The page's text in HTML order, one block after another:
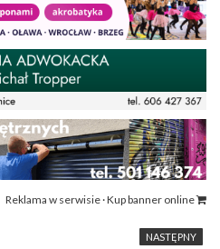
Reklama w serwisie · Kup banner online
NASTĘPNY